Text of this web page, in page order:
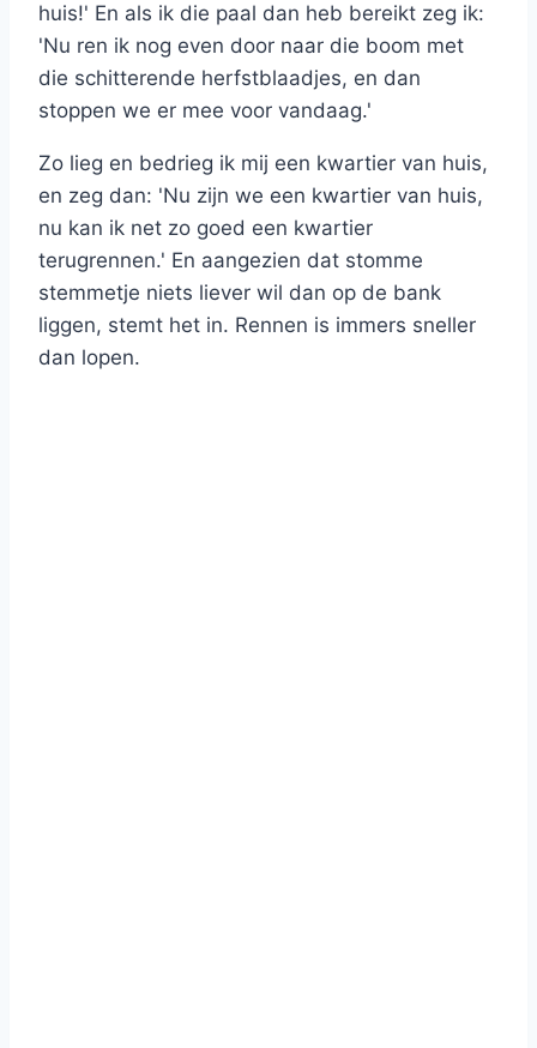
huis!' En als ik die paal dan heb bereikt zeg ik:
'Nu ren ik nog even door naar die boom met
die schitterende herfstblaadjes, en dan
stoppen we er mee voor vandaag.'
Zo lieg en bedrieg ik mij een kwartier van huis,
en zeg dan: 'Nu zijn we een kwartier van huis,
nu kan ik net zo goed een kwartier
terugrennen.' En aangezien dat stomme
stemmetje niets liever wil dan op de bank
liggen, stemt het in. Rennen is immers sneller
dan lopen.